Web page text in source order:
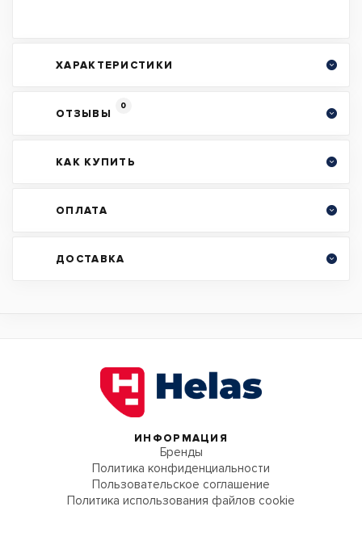
ХАРАКТЕРИСТИКИ
ОТЗЫВЫ
0
КАК КУПИТЬ
ОПЛАТА
ДОСТАВКА
ИНФОРМАЦИЯ
Бренды
Политика конфиденциальности
Пользовательское соглашение
Политика использования файлов cookie